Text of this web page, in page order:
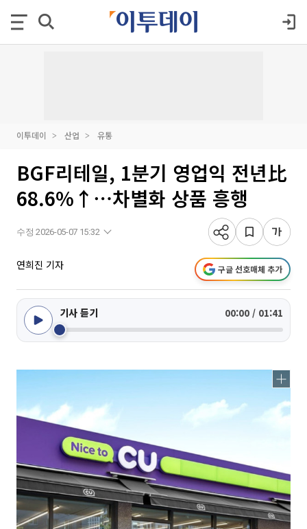
이투데이 산업 유통
BGF리테일, 1분기 영업익 전년比
68.6%↑⋯차별화 상품 흥행
수정 2026-05-07 15:32
연희진 기자 구글 선호매체 추가
기사 듣기 00:00 / 01:41